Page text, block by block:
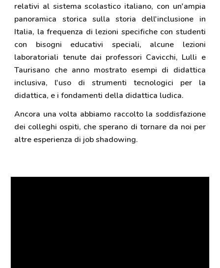
relativi al sistema scolastico italiano, con un'ampia
panoramica storica sulla storia dell'inclusione in
Italia, la frequenza di lezioni specifiche con studenti
con bisogni educativi speciali, alcune lezioni
laboratoriali tenute dai professori Cavicchi, Lulli e
Taurisano che anno mostrato esempi di didattica
inclusiva, l'uso di strumenti tecnologici per la
didattica, e i fondamenti della didattica ludica.
Ancora una volta abbiamo raccolto la soddisfazione
dei colleghi ospiti, che sperano di tornare da noi per
altre esperienza di job shadowing.